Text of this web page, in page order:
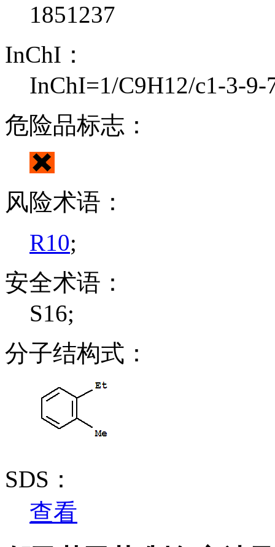
1851237
InChI：
InChI=1/C9H12/c1-3-
危险品标志：
风险术语：
R10;
安全术语：
S16;
分子结构式：
SDS：
查看